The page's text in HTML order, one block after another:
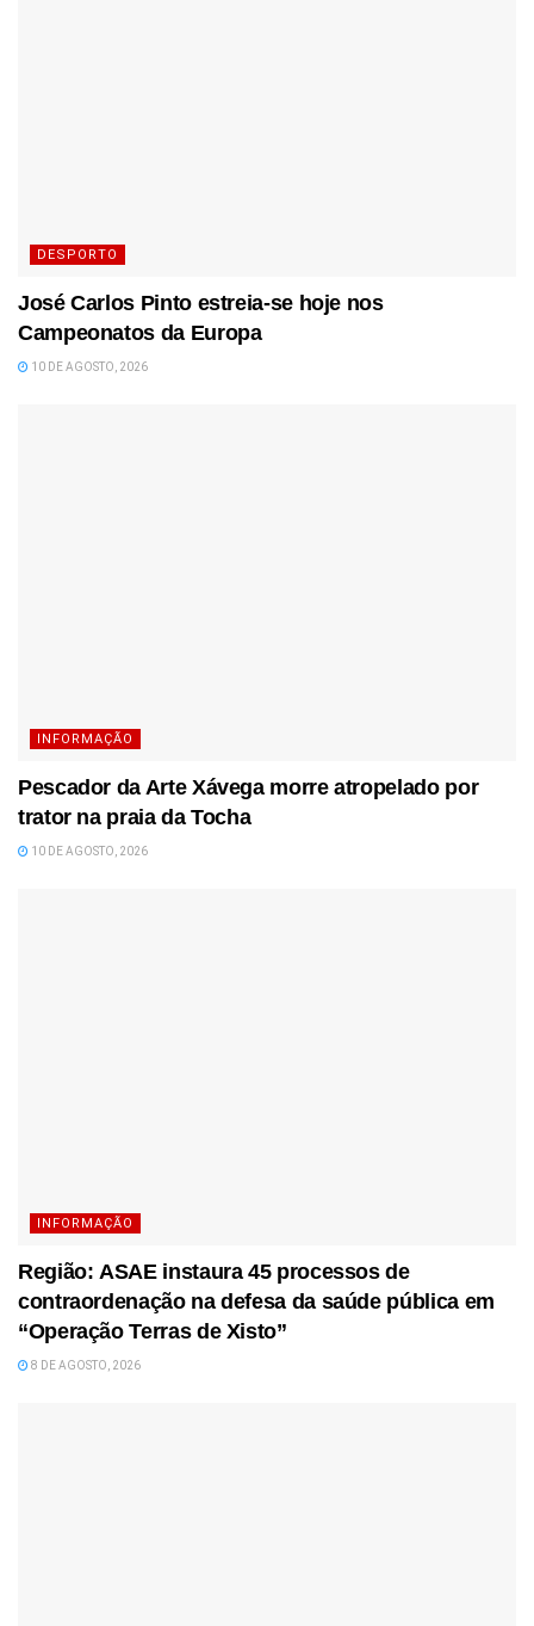
DESPORTO
José Carlos Pinto estreia-se hoje nos
Campeonatos da Europa
10 DE AGOSTO, 2026
INFORMAÇÃO
Pescador da Arte Xávega morre atropelado por
trator na praia da Tocha
10 DE AGOSTO, 2026
INFORMAÇÃO
Região: ASAE instaura 45 processos de
contraordenação na defesa da saúde pública em
“Operação Terras de Xisto”
8 DE AGOSTO, 2026